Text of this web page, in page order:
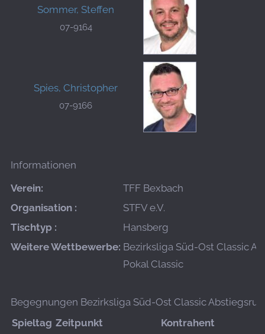
Sommer, Steffen
07-9164
Spies, Christopher
07-9166
Informationen
Verein:
TFF Bexbach
Organisation :
STFV e.V.
Tischtyp :
Hansberg
Weitere Wettbewerbe: Bezirksliga Süd-Ost Classic
Pokal Classic
Begegnungen Bezirksliga Süd-Ost Classic
Spieltag Zeitpunkt Kontrahent